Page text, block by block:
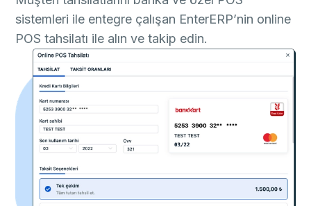
sistemleri ile entegre çalışan EnterERP’nin online
POS tahsilatı ile alın ve takip edin.